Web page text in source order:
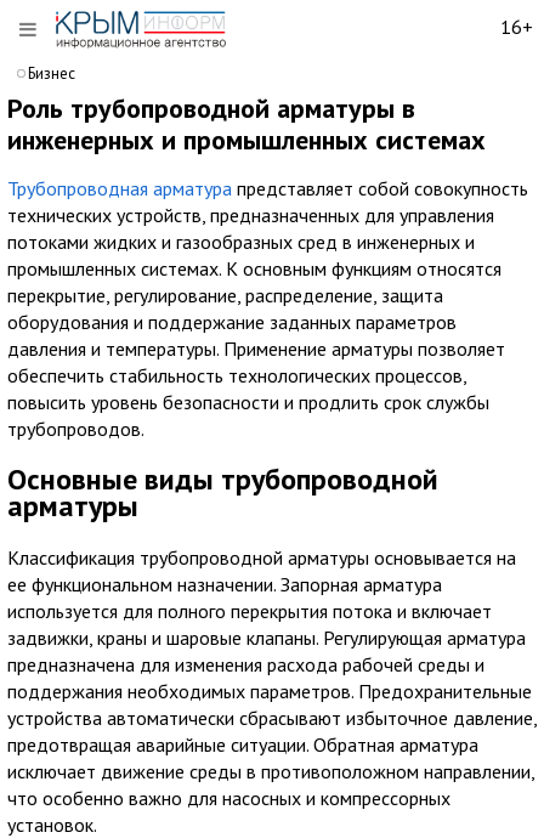
16+
Бизнес
Роль трубопроводной арматуры в
инженерных и промышленных системах
Трубопроводная арматура представляет собой совокупность
технических устройств, предназначенных для управления
потоками жидких и газообразных сред в инженерных и
промышленных системах. К основным функциям относятся
перекрытие, регулирование, распределение, защита
оборудования и поддержание заданных параметров
давления и температуры. Применение арматуры позволяет
обеспечить стабильность технологических процессов,
повысить уровень безопасности и продлить срок службы
трубопроводов.
Основные виды трубопроводной
арматуры
Классификация трубопроводной арматуры основывается на
ее функциональном назначении. Запорная арматура
используется для полного перекрытия потока и включает
задвижки, краны и шаровые клапаны. Регулирующая арматура
предназначена для изменения расхода рабочей среды и
поддержания необходимых параметров. Предохранительные
устройства автоматически сбрасывают избыточное давление,
предотвращая аварийные ситуации. Обратная арматура
исключает движение среды в противоположном направлении,
что особенно важно для насосных и компрессорных
установок.